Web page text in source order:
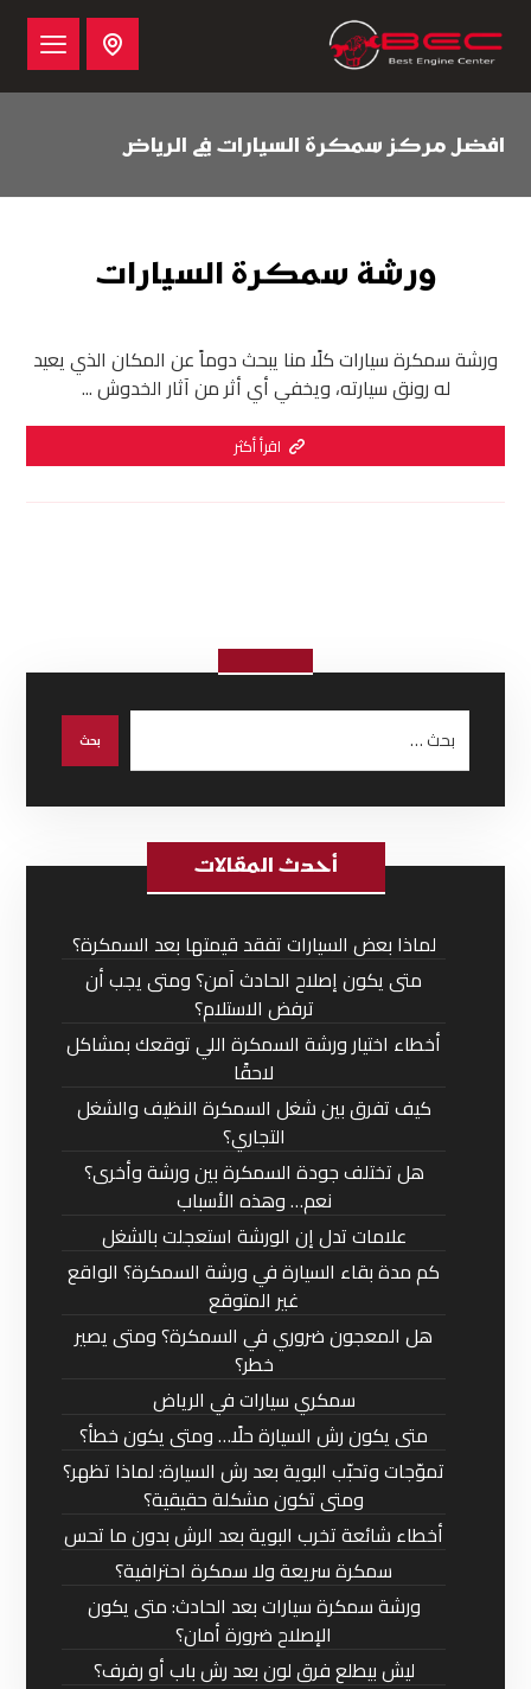
افضل مركز سمكرة السيارات في الرياض
ورشة سمكرة السيارات
ورشة سمكرة سيارات كلًا منا يبحث دوماً عن المكان الذي يعيد
له رونق سيارته، ويخفي أي أثر من آثار الخدوش ...
اقرأ أكثر
أحدث المقالات
لماذا بعض السيارات تفقد قيمتها بعد السمكرة؟
متى يكون إصلاح الحادث آمن؟ ومتى يجب أن
ترفض الاستلام؟
أخطاء اختيار ورشة السمكرة اللي توقعك بمشاكل
لاحقًا
كيف تفرق بين شغل السمكرة النظيف والشغل
التجاري؟
هل تختلف جودة السمكرة بين ورشة وأخرى؟
نعم… وهذه الأسباب
علامات تدل إن الورشة استعجلت بالشغل
كم مدة بقاء السيارة في ورشة السمكرة؟ الواقع
غير المتوقع
هل المعجون ضروري في السمكرة؟ ومتى يصير
خطر؟
سمكري سيارات في الرياض
متى يكون رش السيارة حلًا… ومتى يكون خطأ؟
تموّجات وتحبّب البوية بعد رش السيارة: لماذا تظهر؟
ومتى تكون مشكلة حقيقية؟
أخطاء شائعة تخرب البوية بعد الرش بدون ما تحس
سمكرة سريعة ولا سمكرة احترافية؟
ورشة سمكرة سيارات بعد الحادث: متى يكون
الإصلاح ضرورة أمان؟
ليش بيطلع فرق لون بعد رش باب أو رفرف؟